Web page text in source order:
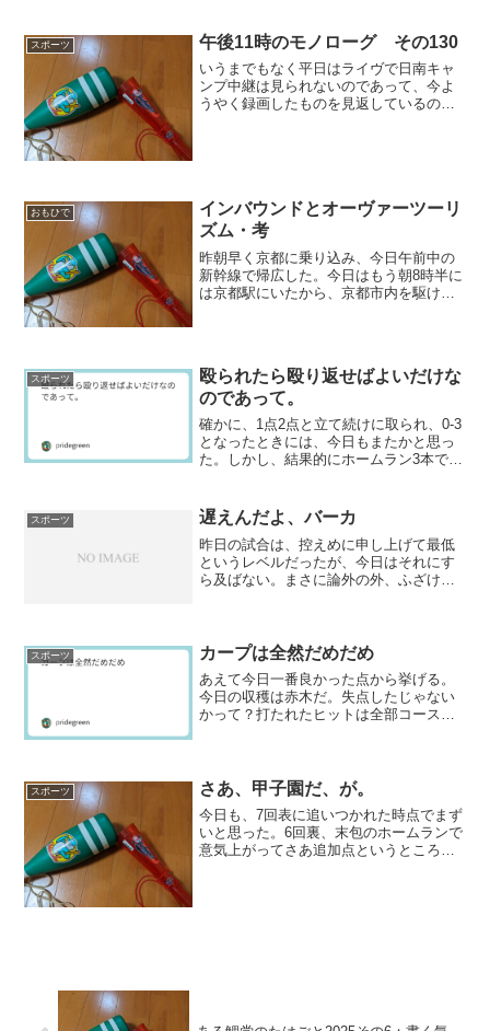
スポーツ 午後11時のモノローグ その130
いうまでもなく平日はライヴで日南キャ
ンプ中継は見られないのであって、今よ
うやく録画したものを見返しているのだ
おもひで
インバウンドとオーヴァーツーリ
ズム・考
昨朝早く京都に乗り込み、今日午前中の
新幹線で帰広した。今日はもう朝8時半に
は京都駅にいたから、京都市内を駆けず
スポーツ
殴られたら殴り返せばよいだけな
のであって。
確かに、1点2点と立て続けに取られ、0-3
となったときには、今日もまたかと思っ
た。しかし、結果的にホームラン3本で追
じみだけ与えられてるというのが野球の
醍醐味なわけだか...
スポーツ 遅えんだよ、バーカ
昨日の試合は、控えめに申し上げて最低
というレベルだったが、今日はそれにす
ら及ばない。まさに論外の外、ふざけん
に、9回表の「反撃」などバ...
スポーツ カープは全然だめだめ
あえて今日一番良かった点から挙げる。
今日の収穫は赤木だ。失点したじゃない
かって？打たれたヒットは全部コースヒ
内容は評価して良い。球の...
スポーツ さあ、甲子園だ、が。
今日も、7回表に追いつかれた時点でまず
いと思った。6回裏、末包のホームランで
意気上がってさあ追加点というところで